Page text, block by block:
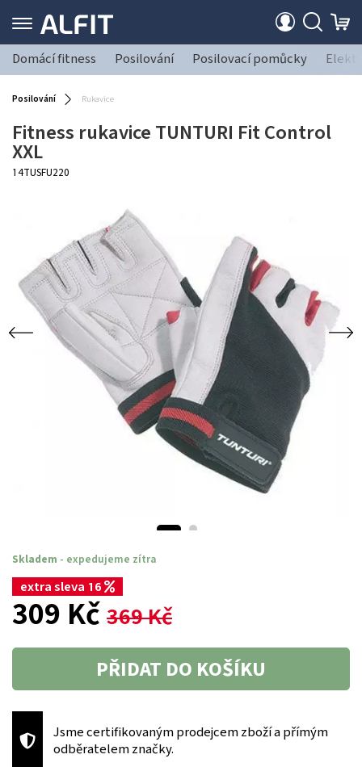
Domácí fitness Posilování Posilovací pomůcky
Posilování Rukavice
Fitness rukavice TUNTURI Fit Control
XXL
14TUSFU220
Skladem - expedujeme zítra
extra sleva 16
309 Kč 369 Kč
PŘIDAT DO KOŠÍKU
Jsme certifikovaným prodejcem zboží a přímým
odběratelem značky.